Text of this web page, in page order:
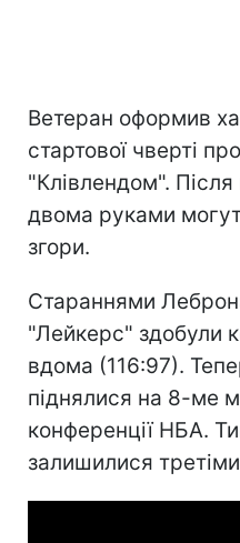
Ветеран оформив
стартової чверті
"Клівлендом". Після
двома руками
згори.
Стараннями
"Лейкерс" здобули
вдома (116:97).
піднялися на 8-ме
конференції НБА.
залишилися